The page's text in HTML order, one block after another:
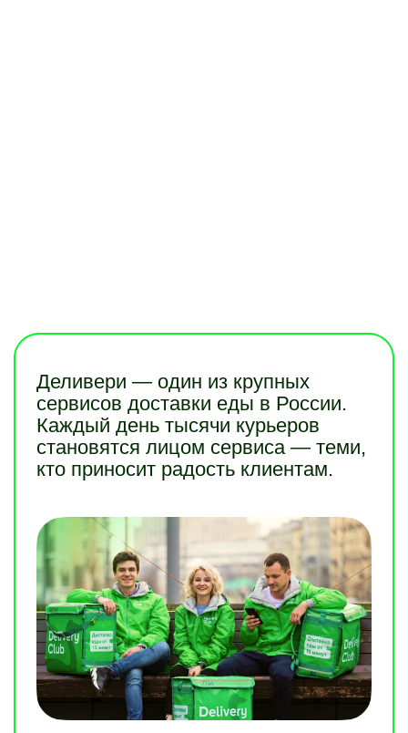
Деливери — один из крупных
сервисов доставки еды в России.
Каждый день тысячи курьеров
становятся лицом сервиса — теми,
кто приносит радость клиентам.